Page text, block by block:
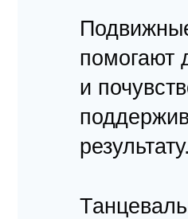
помогают
и
результату.